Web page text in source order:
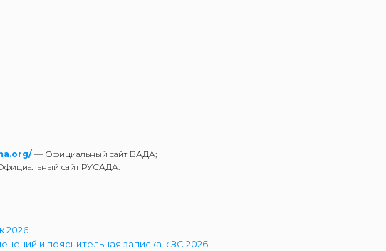
— Официальный сайт ВАДА;
сайт РУСАДА.
2026
и пояснительная записка к ЗС 2026